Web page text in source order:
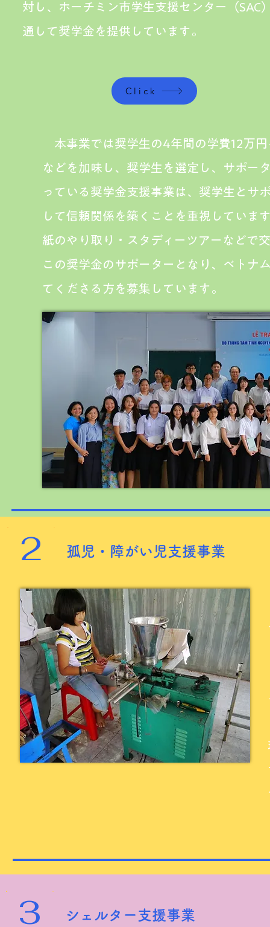
対し、ホーチミン市学生支援センター（SAC
通して奨学金を提供しています。
Click
本事業では奨学生の4年間の学費12万
などを加味し、奨学生を選定し、サポー
っている奨学金支援事業は、奨学生とサ
して信頼関係を築くことを重視していま
紙のやり取り・スタディーツアーなどで
この奨学金のサポーターとなり、ベトナ
てくださる方を募集しています。
​孤児・障がい児支援事業
2
3 シェルター支援事業